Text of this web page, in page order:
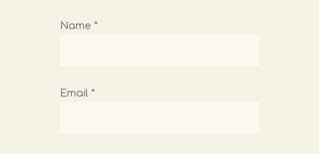
Name *
Email *